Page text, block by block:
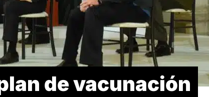
de vacunación